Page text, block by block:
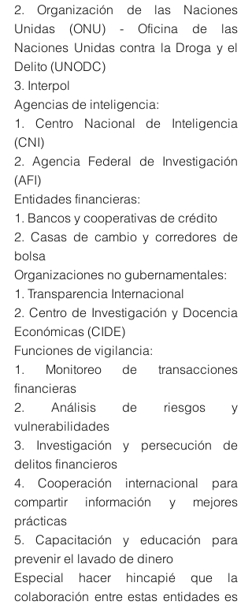
2. Organización de las Naciones
Unidas (ONU) - Oficina de las
Naciones Unidas contra la Droga y el
Delito (UNODC)
3. Interpol
Agencias de inteligencia:
1. Centro Nacional de Inteligencia
(CNI)
2. Agencia Federal de Investigación
(AFI)
Entidades financieras:
1. Bancos y cooperativas de crédito
2. Casas de cambio y corredores de
bolsa
Organizaciones no gubernamentales:
1. Transparencia Internacional
2. Centro de Investigación y Docencia
Económicas (CIDE)
Funciones de vigilancia:
1. Monitoreo de transacciones
financieras
2. Análisis de riesgos y
vulnerabilidades
3. Investigación y persecución de
delitos financieros
4. Cooperación internacional para
compartir información y mejores
prácticas
5. Capacitación y educación para
prevenir el lavado de dinero
Especial hacer hincapié que la
colaboración entre estas entidades es